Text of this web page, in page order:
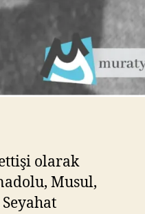
olarak
Musul,